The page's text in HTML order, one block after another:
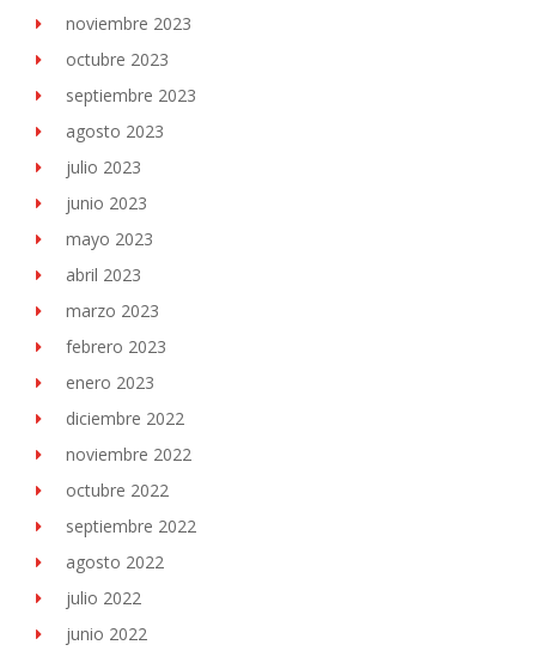
noviembre 2023
octubre 2023
septiembre 2023
agosto 2023
julio 2023
junio 2023
mayo 2023
abril 2023
marzo 2023
febrero 2023
enero 2023
diciembre 2022
noviembre 2022
octubre 2022
septiembre 2022
agosto 2022
julio 2022
junio 2022